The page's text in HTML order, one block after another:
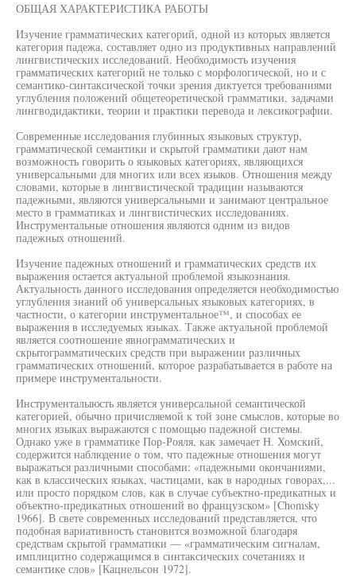
ОБЩАЯ ХАРАКТЕРИСТИКА РАБОТЫ
Изучение грамматических категорий, одной из которых является
категория падежа, составляет одно из продуктивных направлений
лингвистических исследований. Необходимость изучения
грамматических категорий не только с морфологической, но и с
семантико-синтаксической точки зрения диктуется требованиями
углубления положений общетеоретической грамматики, задачами
лингводидактики, теории и практики перевода и лексикографии.
Современные исследования глубинных языковых структур,
грамматической семантики и скрытой грамматики дают нам
возможность говорить о языковых категориях, являющихся
универсальными для многих или всех языков. Отношения между
словами, которые в лингвистической традиции называются
падежными, являются универсальными и занимают центральное
место в грамматиках и лингвистических исследованиях.
Инструментальные отношения являются одним из видов
падежных отношений.
Изучение падежных отношений и грамматических средств их
выражения остается актуальной проблемой языкознания.
Актуальность данного исследования определяется необходимостью
углубления знаний об универсальных языковых категориях, в
частности, о категории инструментальное™, и способах ее
выражения в исследуемых языках. Также актуальной проблемой
является соотношение явнограмматических и
скрытограмматических средств при выражении различных
грамматических отношений, которое разрабатывается в работе на
примере инструментальности.
Инструменталыюсть является универсальной семантической
категорией, обычно причисляемой к той зоне смыслов, которые во
многих языках выражаются с помощью падежной системы.
Однако уже в грамматике Пор-Рояля, как замечает Н. Хомский,
содержится наблюдение о том, что падежные отношения могут
выражаться различными способами: «падежными окончаниями,
как в классических языках, частицами, как в народных говорах,...
или просто порядком слов, как в случае субъектно-предикатных и
объектно-предикатных отношений во французском» [Chomsky
1966]. В свете современных исследований представляется, что
подобная вариативность становится возможной благодаря
средствам скрытой грамматики — «грамматическим сигналам,
имплицитно содержащимся в синтаксических сочетаниях и
семантике слов» [Кацнельсон 1972].